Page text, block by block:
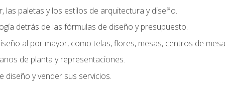
las paletas y los estilos de arquitectura y diseño.
detrás de las fórmulas de diseño y presupuesto.
al por mayor, como telas, flores, mesas, centros de
de planta y representaciones.
diseño y vender sus servicios.